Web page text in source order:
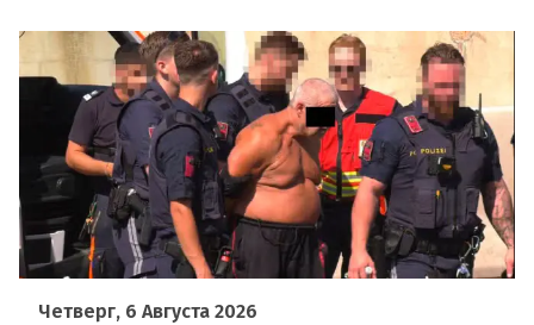
Четверг, 6 Августа 2026